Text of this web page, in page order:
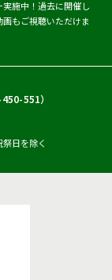
施中！ 過去に開催し
画もご視聴いただけま
551）
日を除く